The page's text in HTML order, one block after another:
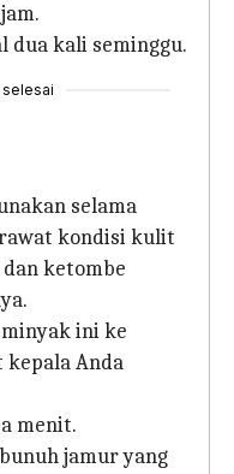
dua kali seminggu.
selesai
selama
kondisi kulit
ketombe
ini ke
Anda
menit.
jamur yang